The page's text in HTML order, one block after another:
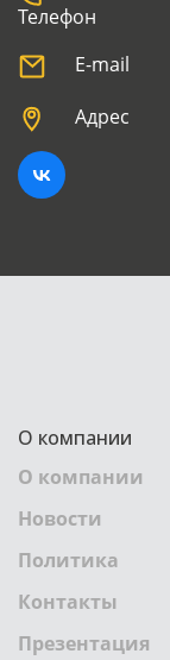
Телефон
E-mail
Адрес
О компании
О компании
Новости
Политика
Контакты
Презентация